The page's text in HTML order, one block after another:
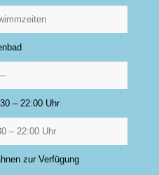
– 22:00 Uhr
– 22:00 Uhr
zur Verfügung